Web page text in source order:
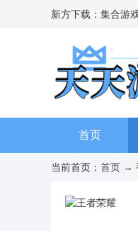
新方下载：集合游
首页
当前首页： 首页 →